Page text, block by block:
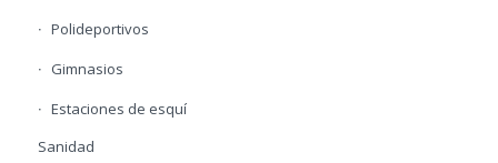
Polideportivos
Gimnasios
Estaciones de esquí
Sanidad